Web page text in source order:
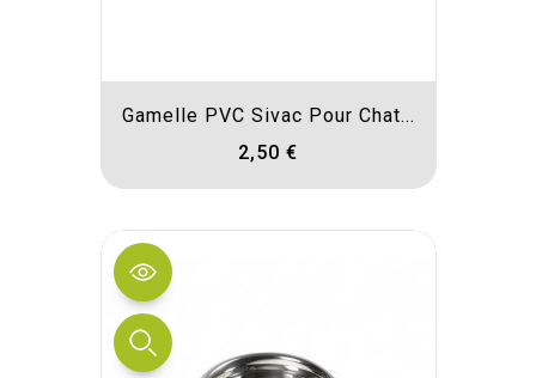
Gamelle PVC Sivac Pour Chat...
2,50 €